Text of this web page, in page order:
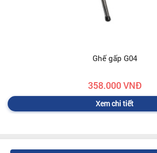
Ghế gấp G04
358.000 VNĐ
Xem chi tiết